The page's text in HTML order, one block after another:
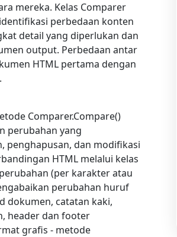
mereka. Kelas Comparer
perbedaan konten
detail yang diperlukan dan
output. Perbedaan antar
HTML pertama dengan
Comparer.Compare()
perubahan yang
penghapusan, dan modifikasi
HTML melalui kelas
(per karakter atau
perubahan huruf
dokumen, catatan kaki,
header dan footer
grafis - metode